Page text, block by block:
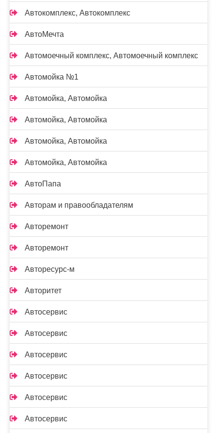
Автокомплекс, Автокомплекс
АвтоМечта
Автомоечный комплекс, Автомоечный комплекс
Автомойка №1
Автомойка, Автомойка
Автомойка, Автомойка
Автомойка, Автомойка
Автомойка, Автомойка
АвтоПапа
Авторам и правообладателям
Авторемонт
Авторемонт
Авторесурс-м
Авторитет
Автосервис
Автосервис
Автосервис
Автосервис
Автосервис
Автосервис